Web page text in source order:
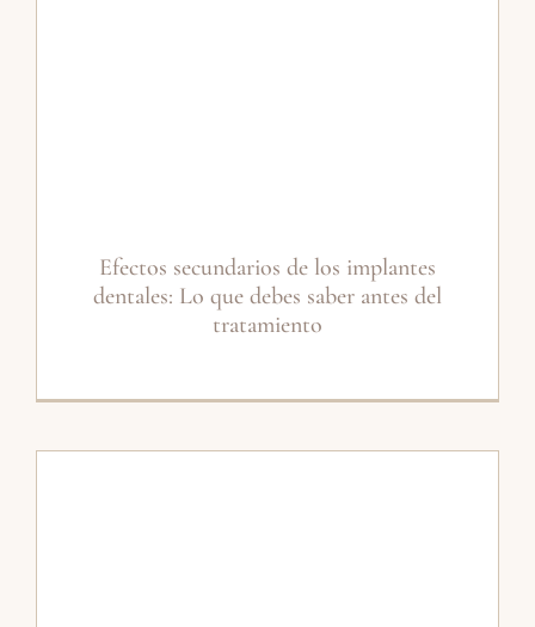
Efectos secundarios de los implantes
dentales: Lo que debes saber antes del
tratamiento